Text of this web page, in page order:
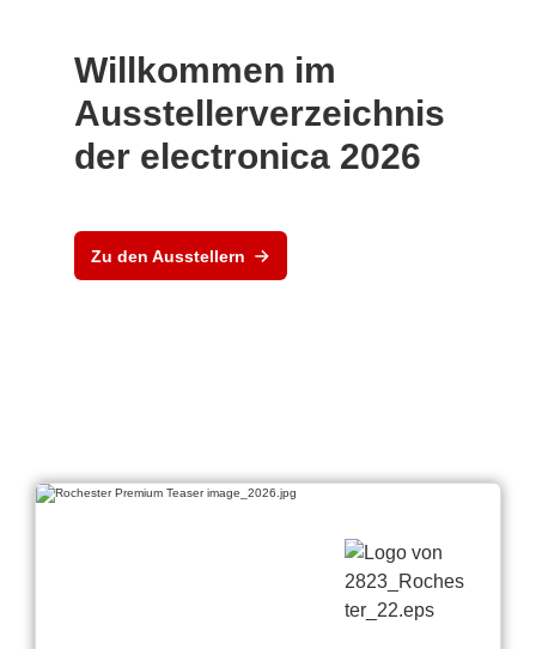
Willkommen im
Ausstellerverzeichnis
der electronica 2026
Zu den Ausstellern